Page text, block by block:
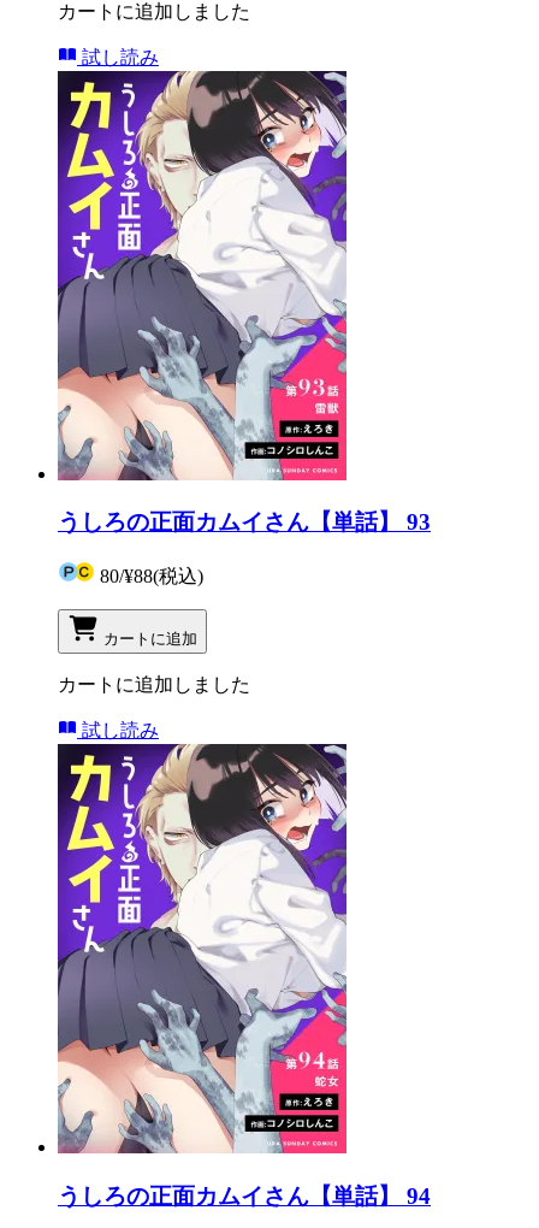
カートに追加しました
試し読み
うしろの正面カムイさん【単話】 93
80/¥88(税込)
カートに追加
カートに追加しました
試し読み
うしろの正面カムイさん【単話】 94